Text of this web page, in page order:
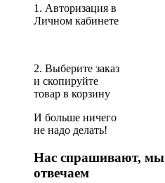
1. Авторизация в
Личном кабинете
2. Выберите заказ
и скопируйте
товар в корзину
И больше ничего
не надо делать!
Нас спрашивают, мы
отвечаем